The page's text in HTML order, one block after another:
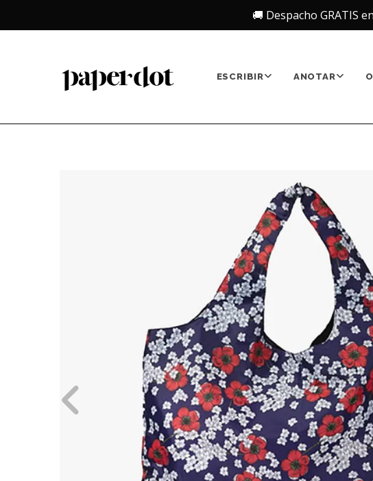
🚚 Despacho GRATIS
ESCRIBIR ANOTAR